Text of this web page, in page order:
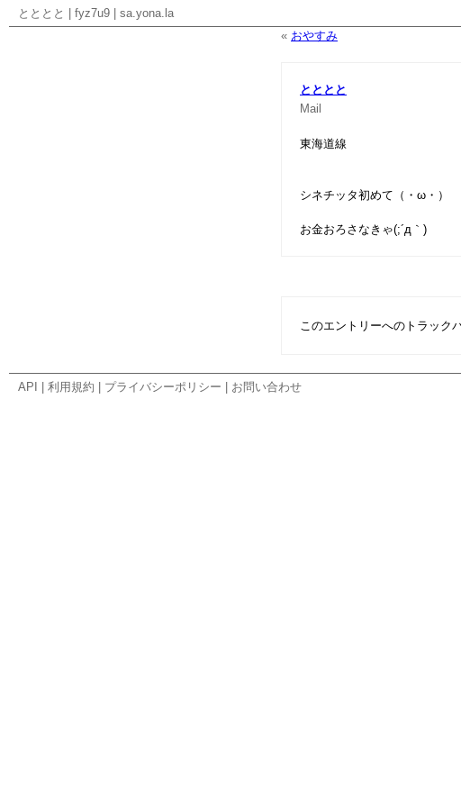
とととと fyz7u9 sa.yona.la
« おやすみ
とととと
Mail
東海道線
シネチッタ初めて（・ω・）
お金おろさなきゃ(;´д｀)
このエントリーへのトラック
API 利用規約 プライバシーポリシー お問い合わせ